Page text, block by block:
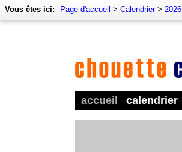
accueil calendrier
Vous êtes ici: Page d'accueil > Calendrier> 2026